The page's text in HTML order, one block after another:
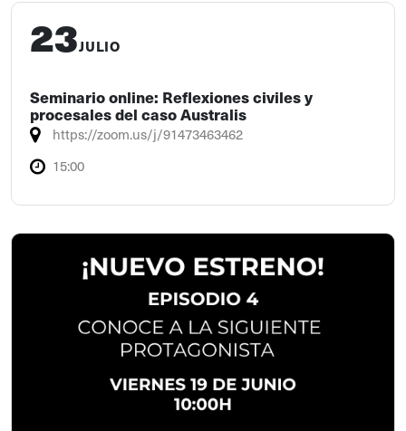
23JULIO
Seminario online: Reflexiones civiles y
procesales del caso Australis
https://zoom.us/j/91473463462
15:00